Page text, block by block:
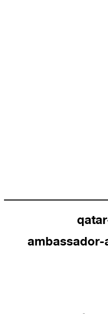
116-
ambassador-